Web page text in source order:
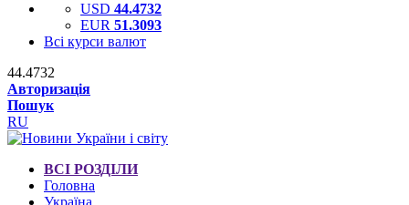
USD 44.4732
EUR 51.3093
Всі курси валют
44.4732
Авторизація
Пошук
RU
ВСІ РОЗДІЛИ
Головна
Україна